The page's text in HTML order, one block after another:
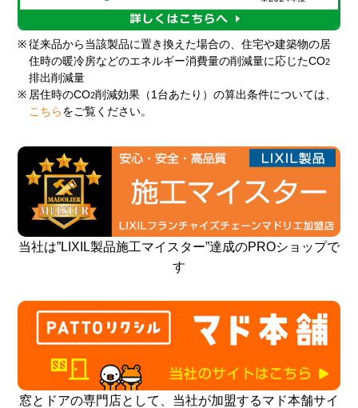
※ 従来品から当該製品に置き換えた場合の、住宅や建築物の居
住時の暖冷房などのエネルギー消費量の削減量に応じたCO2
排出削減量
※ 居住時のCO2削減効果（1台あたり）の算出条件については、
こちら をご覧ください。
当社は”LIXIL製品施工マイスター”達成のPROショップで
す
窓とドアの専門店として、当社が加盟するマド本舗サイ